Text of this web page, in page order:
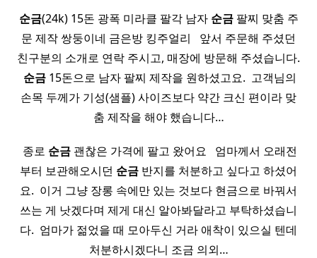
순금(24k) 15돈 광폭 미라클 팔각 남자 순금팔찌 맞춤 주
문 제작 쌍둥이네 금은방 킹주얼리 ​ ​ 앞서 주문해 주셨던
친구분의 소개로 연락 주시고, 매장에 방문해 주셨습니다.
순금 15돈으로 남자 팔찌 제작을 원하셨고요. ​ 고객님의
손목 두께가 기성(샘플) 사이즈보다 약간 크신 편이라 맞
춤 제작을 해야 했습니다…
​ 종로 순금 괜찮은 가격에 팔고 왔어요 ​ ​ 엄마께서 오래전
부터 보관해오시던 순금 반지를 처분하고 싶다고 하셨어
요. ​ 이거 그냥 장롱 속에만 있는 것보다 현금으로 바꿔서
쓰는 게 낫겠다며 제게 대신 알아봐달라고 부탁하셨습니
다. ​ 엄마가 젊었을 때 모아두신 거라 애착이 있으실 텐데
처분하시겠다니 조금 의외…